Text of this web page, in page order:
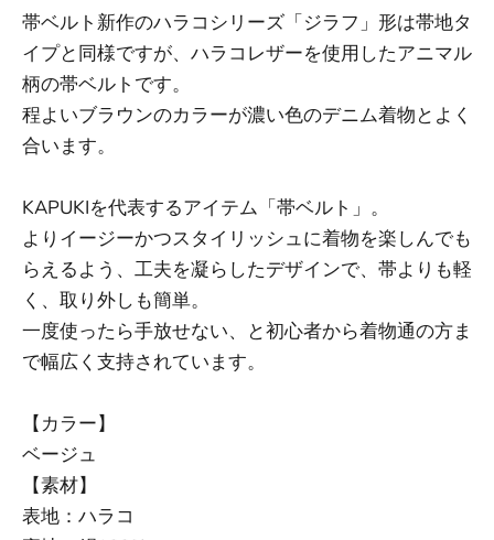
帯ベルト新作のハラコシリーズ「ジラフ」形は帯地タ
イプと同様ですが、ハラコレザーを使用したアニマル
柄の帯ベルトです。
程よいブラウンのカラーが濃い色のデニム着物とよく
合います。
KAPUKIを代表するアイテム「帯ベルト」。
よりイージーかつスタイリッシュに着物を楽しんでも
らえるよう、工夫を凝らしたデザインで、帯よりも軽
く、取り外しも簡単。
一度使ったら手放せない、と初心者から着物通の方ま
で幅広く支持されています。
【カラー】
ベージュ
【素材】
表地：ハラコ